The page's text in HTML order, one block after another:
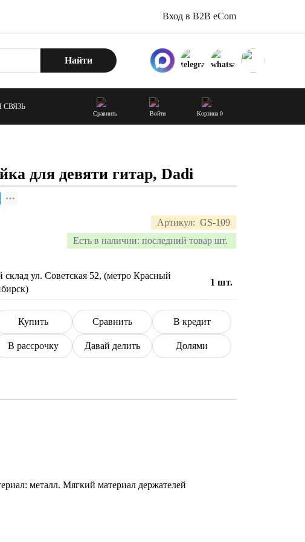
Вход в B2B eCom
Найти
СВЯЗЬ
Сравнить Войти Корзина 0
для девяти гитар, Dadi
Артикул: GS-109
Есть в наличии: последний товар шт.
ул. Советская 52, (метро Красный
1 шт.
Купить Сравнить В кредит
В рассрочку Давай делить Долями
металл. Мягкий материал держателей